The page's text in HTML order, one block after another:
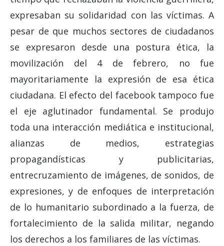
expresaban su solidaridad con las víctimas. A
pesar de que muchos sectores de ciudadanos
se expresaron desde una postura ética, la
movilización del 4 de febrero, no fue
mayoritariamente la expresión de esa ética
ciudadana. El efecto del facebook tampoco fue
el eje aglutinador fundamental. Se produjo
toda una interacción mediática e institucional,
alianzas de medios, estrategias
propagandísticas y publicitarias,
entrecruzamiento de imágenes, de sonidos, de
expresiones, y de enfoques de interpretación
de lo humanitario subordinado a la fuerza, de
fortalecimiento de la salida militar, negando
los derechos a los familiares de las víctimas.